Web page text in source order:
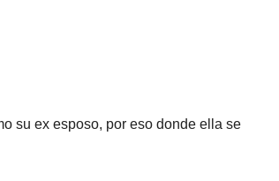
su ex esposo, por eso donde ella se